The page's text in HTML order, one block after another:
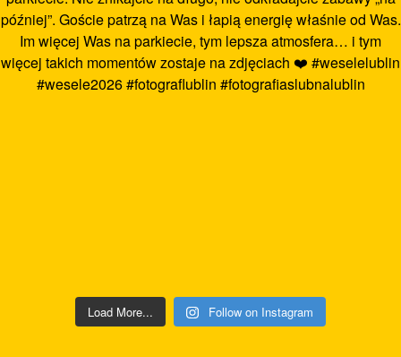
Load More... Follow on Instagram